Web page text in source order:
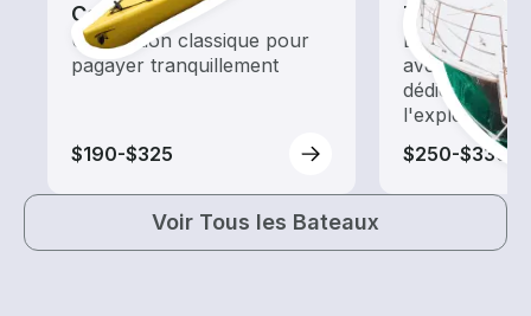
Canoës
Une option classique pour
pagayer tranquillement
$190-$325
Tours
Explorez les
avec une
dédiée au
l'exploration
$250-$330
Voir Tous les Bateaux